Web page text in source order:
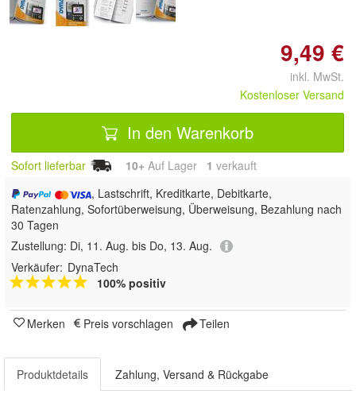
9,49 €
inkl. MwSt.
Kostenloser Versand
In den Warenkorb
Sofort lieferbar 10+ Auf Lager 1 verkauft
, Lastschrift, Kreditkarte, Debitkarte,
Ratenzahlung, Sofortüberweisung, Überweisung, Bezahlung nach
30 Tagen
Zustellung: Di, 11. Aug. bis Do, 13. Aug.
Verkäufer: DynaTech
100% positiv
Merken Preis vorschlagen Teilen
Produktdetails Zahlung, Versand & Rückgabe